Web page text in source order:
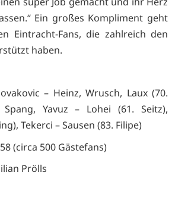
Ein großes Kompliment geht
Eintracht-Fans, die zahlreich den
haben.
– Heinz, Wrusch, Laux (70.
Yavuz – Lohei (61. Seitz),
Tekerci – Sausen (83. Filipe)
(circa 500 Gästefans)
Prölls